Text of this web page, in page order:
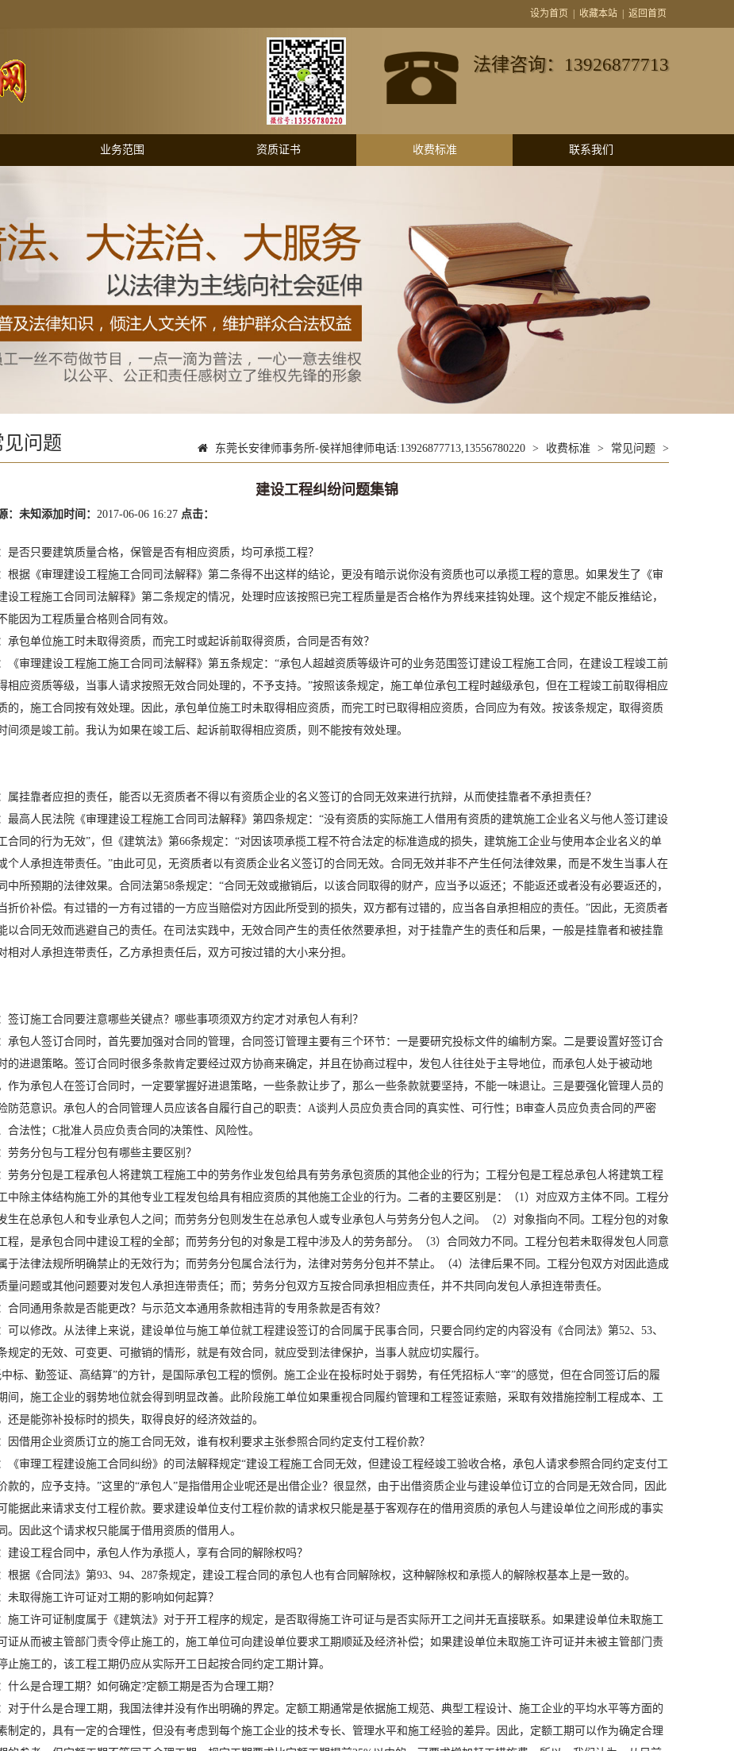
设为首页 收藏本站 返回首页
法律咨询：13926877713
业务范围 资质证书 收费标准 联系我们
见问题 东莞长安律师事务所-侯祥旭律师电话:13926877713,13556780220 > 收费标准 > 常见问题 >
建设工程纠纷问题集锦
：未知添加时间： 2017-06-06 16:27 点击：
是否只要建筑质量合格，保管是否有相应资质，均可承揽工程？
根据《审理建设工程施工合同司法解释》第二条得不出这样的结论，更没有暗示说你没有资质也可以承揽工程的意思。如果发生了《审
设工程施工合同司法解释》第二条规定的情况，处理时应该按照已完工程质量是否合格作为界线来挂钩处理。这个规定不能反推结论，
能因为工程质量合格则合同有效。
承包单位施工时未取得资质，而完工时或起诉前取得资质，合同是否有效？
《审理建设工程施工施工合同司法解释》第五条规定：“承包人超越资质等级许可的业务范围签订建设工程施工合同，在建设工程竣工前
相应资质等级，当事人请求按照无效合同处理的，不予支持。”按照该条规定，施工单位承包工程时越级承包，但在工程竣工前取得相应
的，施工合同按有效处理。因此，承包单位施工时未取得相应资质，而完工时已取得相应资质，合同应为有效。按该条规定，取得资质
间须是竣工前。我认为如果在竣工后、起诉前取得相应资质，则不能按有效处理。
属挂靠者应担的责任，能否以无资质者不得以有资质企业的名义签订的合同无效来进行抗辩，从而使挂靠者不承担责任？
最高人民法院《审理建设工程施工合同司法解释》第四条规定：“没有资质的实际施工人借用有资质的建筑施工企业名义与他人签订建设
合同的行为无效”，但《建筑法》第66条规定：“对因该项承揽工程不符合法定的标准造成的损失，建筑施工企业与使用本企业名义的单
个人承担连带责任。”由此可见，无资质者以有资质企业名义签订的合同无效。合同无效并非不产生任何法律效果，而是不发生当事人在
中所预期的法律效果。合同法第58条规定：“合同无效或撤销后，以该合同取得的财产，应当予以返还；不能返还或者没有必要返还的，
折价补偿。有过错的一方有过错的一方应当赔偿对方因此所受到的损失，双方都有过错的，应当各自承担相应的责任。”因此，无资质者
以合同无效而逃避自己的责任。在司法实践中，无效合同产生的责任依然要承担，对于挂靠产生的责任和后果，一般是挂靠者和被挂靠
相对人承担连带责任，乙方承担责任后，双方可按过错的大小来分担。
签订施工合同要注意哪些关键点？哪些事项须双方约定才对承包人有利？
承包人签订合同时，首先要加强对合同的管理，合同签订管理主要有三个环节：一是要研究投标文件的编制方案。二是要设置好签订合
的进退策略。签订合同时很多条款肯定要经过双方协商来确定，并且在协商过程中，发包人往往处于主导地位，而承包人处于被动地
作为承包人在签订合同时，一定要掌握好进退策略，一些条款让步了，那么一些条款就要坚持，不能一味退让。三是要强化管理人员的
防范意识。承包人的合同管理人员应该各自履行自己的职责：A谈判人员应负责合同的真实性、可行性；B审查人员应负责合同的严密
合法性；C批准人员应负责合同的决策性、风险性。
劳务分包与工程分包有哪些主要区别？
劳务分包是工程承包人将建筑工程施工中的劳务作业发包给具有劳务承包资质的其他企业的行为；工程分包是工程总承包人将建筑工程
中除主体结构施工外的其他专业工程发包给具有相应资质的其他施工企业的行为。二者的主要区别是：（1）对应双方主体不同。工程分
生在总承包人和专业承包人之间；而劳务分包则发生在总承包人或专业承包人与劳务分包人之间。（2）对象指向不同。工程分包的对象
程，是承包合同中建设工程的全部；而劳务分包的对象是工程中涉及人的劳务部分。（3）合同效力不同。工程分包若未取得发包人同意
于法律法规所明确禁止的无效行为；而劳务分包属合法行为，法律对劳务分包并不禁止。（4）法律后果不同。工程分包双方对因此造成
量问题或其他问题要对发包人承担连带责任；而；劳务分包双方互按合同承担相应责任，并不共同向发包人承担连带责任。
合同通用条款是否能更改？与示范文本通用条款相违背的专用条款是否有效？
可以修改。从法律上来说，建设单位与施工单位就工程建设签订的合同属于民事合同，只要合同约定的内容没有《合同法》第52、53、
规定的无效、可变更、可撤销的情形，就是有效合同，就应受到法律保护，当事人就应切实履行。
中标、勤签证、高结算”的方针，是国际承包工程的惯例。施工企业在投标时处于弱势，有任凭招标人“宰”的感觉，但在合同签订后的履
间，施工企业的弱势地位就会得到明显改善。此阶段施工单位如果重视合同履约管理和工程签证索赔，采取有效措施控制工程成本、工
还是能弥补投标时的损失，取得良好的经济效益的。
因借用企业资质订立的施工合同无效，谁有权利要求主张参照合同约定支付工程价款？
《审理工程建设施工合同纠纷》的司法解释规定“建设工程施工合同无效，但建设工程经竣工验收合格，承包人请求参照合同约定支付工
款的，应予支持。”这里的“承包人”是指借用企业呢还是出借企业？很显然，由于出借资质企业与建设单位订立的合同是无效合同，因此
能据此来请求支付工程价款。要求建设单位支付工程价款的请求权只能是基于客观存在的借用资质的承包人与建设单位之间形成的事实
。因此这个请求权只能属于借用资质的借用人。
建设工程合同中，承包人作为承揽人，享有合同的解除权吗？
根据《合同法》第93、94、287条规定，建设工程合同的承包人也有合同解除权，这种解除权和承揽人的解除权基本上是一致的。
未取得施工许可证对工期的影响如何起算？
施工许可证制度属于《建筑法》对于开工程序的规定，是否取得施工许可证与是否实际开工之间并无直接联系。如果建设单位未取施工
证从而被主管部门责令停止施工的，施工单位可向建设单位要求工期顺延及经济补偿；如果建设单位未取施工许可证并未被主管部门责
止施工的，该工程工期仍应从实际开工日起按合同约定工期计算。
什么是合理工期？如何确定?定额工期是否为合理工期？
对于什么是合理工期，我国法律并没有作出明确的界定。定额工期通常是依据施工规范、典型工程设计、施工企业的平均水平等方面的
制定的，具有一定的合理性，但没有考虑到每个施工企业的技术专长、管理水平和施工经验的差异。因此，定额工期可以作为确定合理